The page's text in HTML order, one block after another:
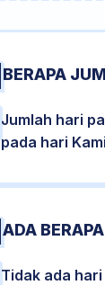
BERAPA
Jumlah hari
pada hari
ADA
Tidak ada